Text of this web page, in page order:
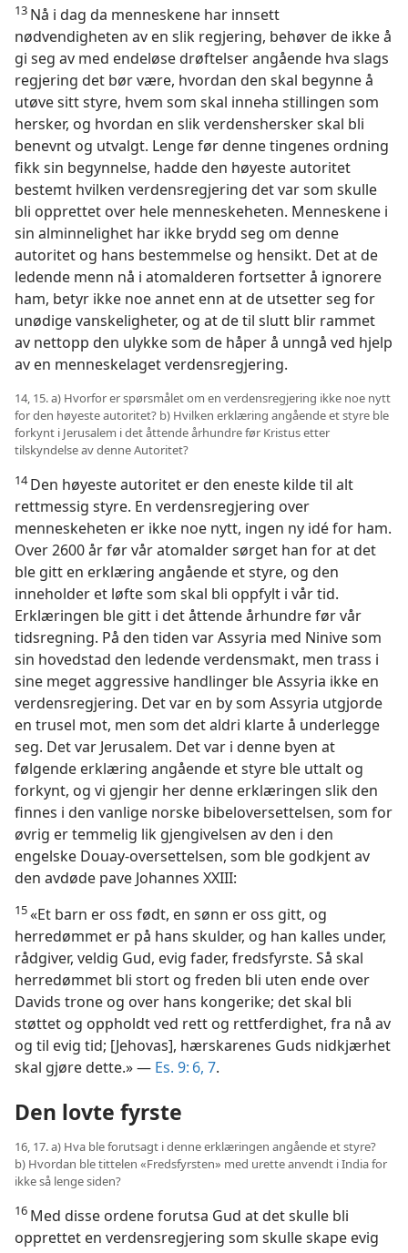
13 Nå i dag da menneskene har innsett
nødvendigheten av en slik regjering, behøver de ikke å
gi seg av med endeløse drøftelser angående hva slags
regjering det bør være, hvordan den skal begynne å
utøve sitt styre, hvem som skal inneha stillingen som
hersker, og hvordan en slik verdenshersker skal bli
benevnt og utvalgt. Lenge før denne tingenes ordning
fikk sin begynnelse, hadde den høyeste autoritet
bestemt hvilken verdensregjering det var som skulle
bli opprettet over hele menneskeheten. Menneskene i
sin alminnelighet har ikke brydd seg om denne
autoritet og hans bestemmelse og hensikt. Det at de
ledende menn nå i atomalderen fortsetter å ignorere
ham, betyr ikke noe annet enn at de utsetter seg for
unødige vanskeligheter, og at de til slutt blir rammet
av nettopp den ulykke som de håper å unngå ved hjelp
av en menneskelaget verdensregjering.
14, 15. a) Hvorfor er spørsmålet om en verdensregjering ikke noe nytt
for den høyeste autoritet? b) Hvilken erklæring angående et styre ble
forkynt i Jerusalem i det åttende århundre før Kristus etter
tilskyndelse av denne Autoritet?
14Den høyeste autoritet er den eneste kilde til alt
rettmessig styre. En verdensregjering over
menneskeheten er ikke noe nytt, ingen ny idé for ham.
Over 2600 år før vår atomalder sørget han for at det
ble gitt en erklæring angående et styre, og den
inneholder et løfte som skal bli oppfylt i vår tid.
Erklæringen ble gitt i det åttende århundre før vår
tidsregning. På den tiden var Assyria med Ninive som
sin hovedstad den ledende verdensmakt, men trass i
sine meget aggressive handlinger ble Assyria ikke en
verdensregjering. Det var en by som Assyria utgjorde
en trusel mot, men som det aldri klarte å underlegge
seg. Det var Jerusalem. Det var i denne byen at
følgende erklæring angående et styre ble uttalt og
forkynt, og vi gjengir her denne erklæringen slik den
finnes i den vanlige norske bibeloversettelsen, som for
øvrig er temmelig lik gjengivelsen av den i den
engelske Douay-oversettelsen, som ble godkjent av
den avdøde pave Johannes XXIII:
15«Et barn er oss født, en sønn er oss gitt, og
herredømmet er på hans skulder, og han kalles under,
rådgiver, veldig Gud, evig fader, fredsfyrste. Så skal
herredømmet bli stort og freden bli uten ende over
Davids trone og over hans kongerike; det skal bli
støttet og oppholdt ved rett og rettferdighet, fra nå av
og til evig tid; [Jehovas], hærskarenes Guds nidkjærhet
skal gjøre dette.» — Es. 9: 6, 7.
Den lovte fyrste
16, 17. a) Hva ble forutsagt i denne erklæringen angående et styre?
b) Hvordan ble tittelen «Fredsfyrsten» med urette anvendt i India for
ikke så lenge siden?
16 Med disse ordene forutsa Gud at det skulle bli
opprettet en verdensregjering som skulle skape evig